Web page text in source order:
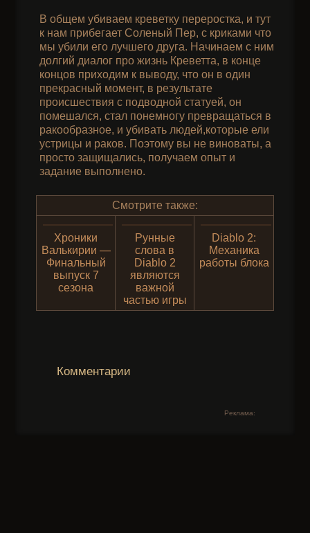
В общем убиваем креветку переростка, и тут
к нам прибегает Соленый Пер, с криками что
мы убили его лучшего друга. Начинаем с ним
долгий диалог про жизнь Креветта, в конце
концов приходим к выводу, что он в один
прекрасный момент, в результате
происшествия с подводной статуей, он
помешался, стал понемногу превращаться в
ракообразное, и убивать людей,которые ели
устрицы и раков. Поэтому вы не виноваты, а
просто защищались, получаем опыт и
задание выполнено.
Смотрите также:
Хроники
Валькирии —
Финальный
выпуск 7
сезона
Рунные
слова в
Diablo 2
являются
важной
частью игры
Diablo 2:
Механика
работы блока
Комментарии
Реклама: